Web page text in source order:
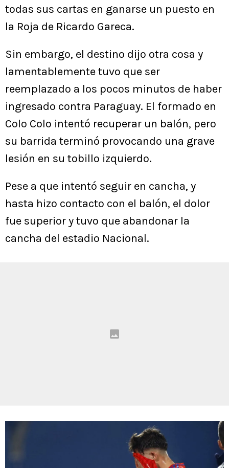
todas sus cartas en ganarse un puesto en
la Roja de Ricardo Gareca.
Sin embargo, el destino dijo otra cosa y
lamentablemente tuvo que ser
reemplazado a los pocos minutos de haber
ingresado contra Paraguay. El formado en
Colo Colo intentó recuperar un balón, pero
su barrida terminó provocando una grave
lesión en su tobillo izquierdo.
Pese a que intentó seguir en cancha, y
hasta hizo contacto con el balón, el dolor
fue superior y tuvo que abandonar la
cancha del estadio Nacional.